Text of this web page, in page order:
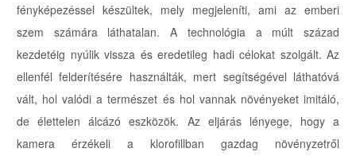
fényképezéssel készültek, mely megjeleníti, ami az emberi
szem számára láthatalan. A technológia a múlt század
kezdetéig nyúlik vissza és eredetileg hadi célokat szolgált. Az
ellenfél felderítésére használták, mert segítségével láthatóvá
vált, hol valódi a természet és hol vannak növényeket imitáló,
de élettelen álcázó eszközök. Az eljárás lényege, hogy a
kamera érzékeli a klorofillban gazdag növényzetről